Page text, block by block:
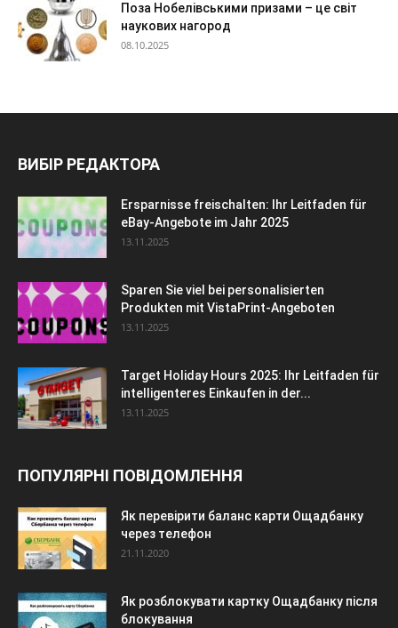
Поза Нобелівськими призами – це світ
наукових нагород
08.10.2025
ВИБІР РЕДАКТОРА
Ersparnisse freischalten: Ihr Leitfaden für
eBay-Angebote im Jahr 2025
13.11.2025
Sparen Sie viel bei personalisierten
Produkten mit VistaPrint-Angeboten
13.11.2025
Target Holiday Hours 2025: Ihr Leitfaden für
intelligenteres Einkaufen in der...
13.11.2025
ПОПУЛЯРНІ ПОВІДОМЛЕННЯ
Як перевірити баланс карти Ощадбанку
через телефон
21.11.2020
Як розблокувати картку Ощадбанку після
блокування